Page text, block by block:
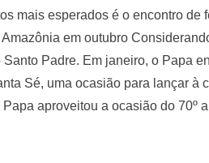
mais esperados é o encontro de
em outubro
Padre. Em janeiro, o Papa
Sé, uma ocasião para lançar à
aproveitou a ocasião do 70º